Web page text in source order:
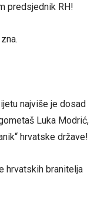
predsjednik RH!
najviše je dosad
Luka Modrić,
hrvatske države!
hrvatskih branitelja